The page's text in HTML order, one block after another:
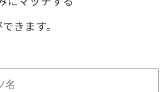
きます。